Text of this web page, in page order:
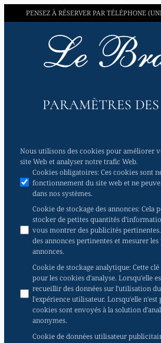
PENSEZ À RÉSERVER PAR TÉLÉPHONE
PARAMÈTRES
Nous utilisons des cookies pour améliorer
site Web et analyser notre trafic Web.
Cookies obligatoires: Ces cookies sont
fonctionnement du site web et ne
dans nos systèmes.
Cookie de stockage des annonces: Cela
stocker de petites quantités
vous montrer des publicités
des annonces pertinentes et mesurer
annonces.
Cookie de stockage analytique: Cette
pour les cookies d'analyse. Lorsqu'elle
recueillir des données sur l'utilisation
l'expérience utilisateur. Lorsqu'elle n'est
cookies sont envoyés à la solution
anonymes.
Cookie de données utilisateur